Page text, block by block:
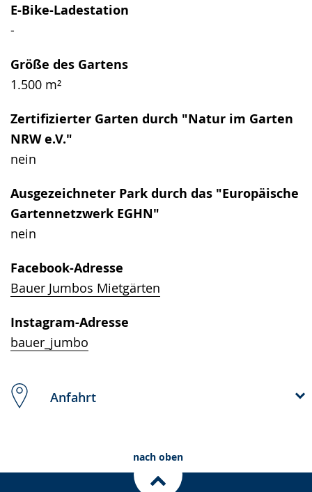
E-Bike-Ladestation
-
Größe des Gartens
1.500 m²
Zertifizierter Garten durch "Natur im Garten
NRW e.V."
nein
Ausgezeichneter Park durch das "Europäische
Gartennetzwerk EGHN"
nein
Facebook-Adresse
Bauer Jumbos Mietgärten
Instagram-Adresse
bauer_jumbo
Anfahrt
nach oben